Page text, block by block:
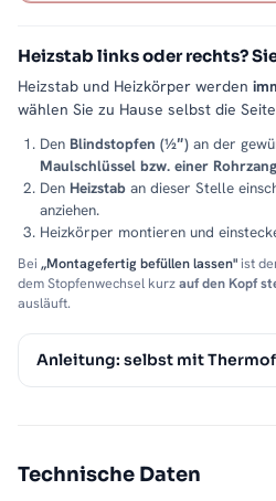
Heizstab links oder rechts?
Heizstab und Heizkörper werden
wählen Sie zu Hause selbst die
Den Blindstopfen (½″) an der
Maulschlüssel bzw. einer
Den Heizstab an dieser Stelle
anziehen.
Heizkörper montieren und
Bei „Montagefertig befüllen lassen"ist
dem Stopfenwechsel kurzauf den Kopf
ausläuft.
Anleitung: selbst mit
Technische Daten